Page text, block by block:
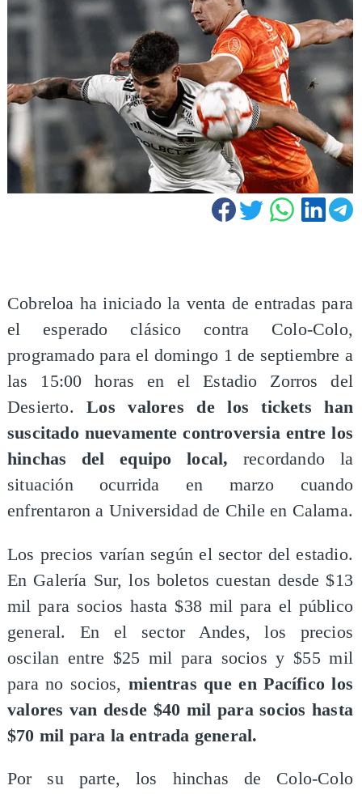
Cobreloa ha iniciado la venta de entradas para
el esperado clásico contra Colo-Colo,
programado para el domingo 1 de septiembre a
las 15:00 horas en el Estadio Zorros del
Desierto.Los valores de los tickets han
suscitado nuevamente controversia entre los
hinchas del equipo local, recordando la
situación ocurrida en marzo cuando
enfrentaron a Universidad de Chile en Calama.
Los precios varían según el sector del estadio.
En Galería Sur, los boletos cuestan desde $13
mil para socios hasta $38 mil para el público
general. En el sector Andes, los precios
oscilan entre $25 mil para socios y $55 mil
para no socios,mientras que en Pacífico los
valores van desde $40 mil para socios hasta
$70 mil para la entrada general.
Por su parte, los hinchas de Colo-Colo